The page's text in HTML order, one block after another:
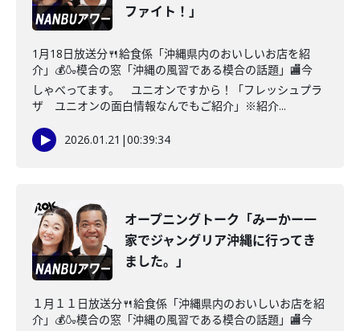
ファイト！」
1月18日放送分🍴給食係「沖縄県内のおいしいお店を紹
介」💰🍶模合の窓「沖縄の風習である模合の話題」🏬今
しゃべってます。 ユニオンですから！「フレッシュプラ
ザ ユニオンの面白情報なんでもご紹介」※紹介...
2026.01.21 |00:39:34
オープニングトーク「みーかー一
家でジャングリア沖縄に行ってき
ました。」
１月１１日放送分🍴給食係「沖縄県内のおいしいお店を紹
介」💰🍶模合の窓「沖縄の風習である模合の話題」🏬今